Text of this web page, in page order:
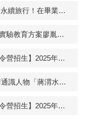
【清華學院學士班】學士服 X 永續旅行！在畢業快門間，看見地方文化與永續價值
【清華學院學士班】【恭賀】實驗教育方案廖胤菘同學榮獲畢業生雙項榮譽
【體育室公告】【運動樂活夏令營招生】2025年清華大學_運動樂活夏令營 簡章&報名
【通識教育中心】113(下)清華通識人物「蔣渭水」系列演講
【體育室公告】【運動樂活冬令營招生】2025年清華大學_運動樂活冬令營 簡章&報名